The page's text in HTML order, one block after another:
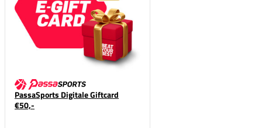
PassaSports Digitale Giftcard
€50,-